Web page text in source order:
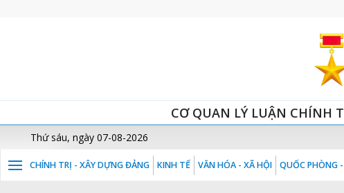
CƠ QUAN LÝ LUẬN CHÍNH
Thứ sáu, ngày 07-08-2026
CHÍNH TRỊ - XÂY DỰNG ĐẢNG KINH TẾ VĂN HÓA - XÃ HỘI QUỐC PHÒNG